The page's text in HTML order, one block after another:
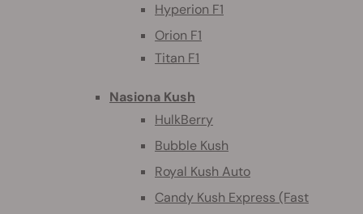
Hyperion F1
Orion F1
Titan F1
Nasiona Kush
HulkBerry
Bubble Kush
Royal Kush Auto
Candy Kush Express (Fast